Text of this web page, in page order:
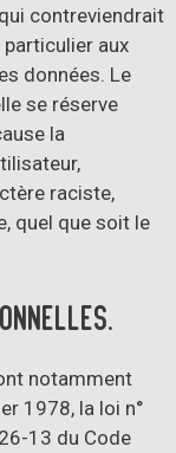
contreviendrait
particulier aux
données. Le
se réserve
la
raciste,
quel que soit le
notamment
1978, la loi n°
13 du Code